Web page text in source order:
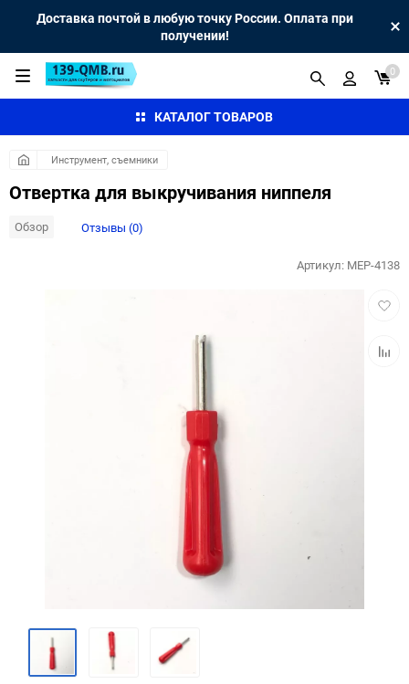
Доставка почтой в любую точку России. Оплата при
получении!
КАТАЛОГ ТОВАРОВ
0
Инструмент, съемники
Отвертка для выкручивания ниппеля
Обзор Отзывы (0)
Артикул: MEP-4138